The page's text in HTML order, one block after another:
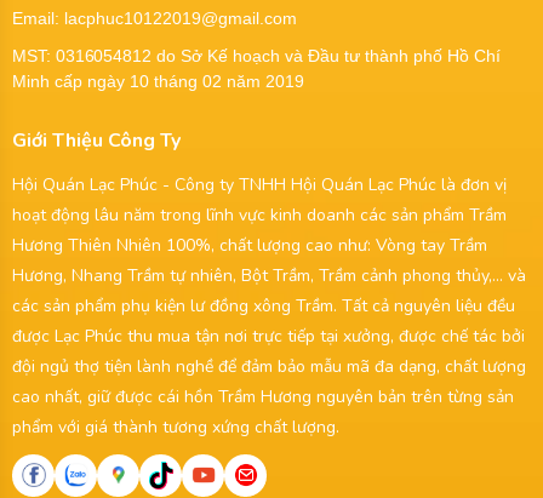
Email: lacphuc10122019@gmail.com
MST: 0316054812 do Sở Kế hoạch và Đầu tư thành phố Hồ Chí
Minh cấp ngày 10 tháng 02 năm 2019
Giới Thiệu Công Ty
Hội Quán Lạc Phúc - Công ty TNHH Hội Quán Lạc Phúc là đơn vị
hoạt động lâu năm trong lĩnh vực kinh doanh các sản phẩm Trầm
Hương Thiên Nhiên 100%, chất lượng cao như: Vòng tay Trầm
Hương, Nhang Trầm tự nhiên, Bột Trầm, Trầm cảnh phong thủy,... và
các sản phẩm phụ kiện lư đồng xông Trầm. Tất cả nguyên liệu đều
được Lạc Phúc thu mua tận nơi trực tiếp tại xưởng, được chế tác bởi
đội ngủ thợ tiện lành nghề để đảm bảo mẫu mã đa dạng, chất lượng
cao nhất, giữ được cái hồn Trầm Hương nguyên bản trên từng sản
phẩm với giá thành tương xứng chất lượng.